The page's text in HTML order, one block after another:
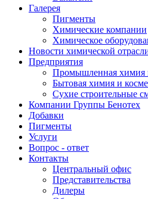
Галерея
Пигменты
Химические компании
Химическое
Новости химической
Предприятия
Промышленная химия
Бытовая химия и
Сухие строительные
Компании Группы Бенотех
Добавки
Пигменты
Услуги
Вопрос - ответ
Контакты
Центральный офис
Представительства
Дилеры